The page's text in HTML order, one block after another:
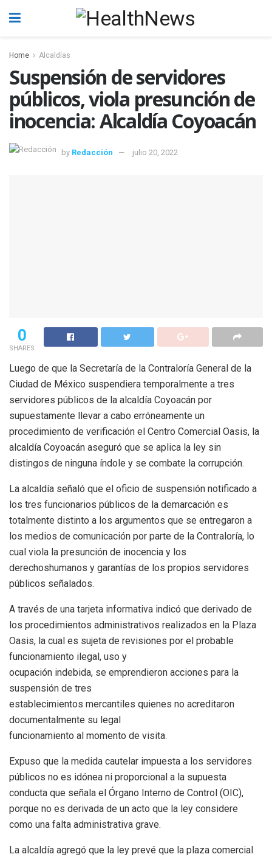
Home Alcaldías
Suspensión de servidores
públicos, viola presunción de
inocencia: Alcaldía Coyoacán
by Redacción julio 20, 2022
0
SHARES
Luego de que la Secretaría de la Contraloría General de la
Ciudad de México suspendiera temporalmente a tres
servidores públicos de la alcaldía Coyoacán por
supuestamente llevar a cabo erróneamente un
procedimiento de verificación el Centro Comercial Oasis, la
alcaldía Coyoacán aseguró que se aplica la ley sin
distingos de ninguna índole y se combate la corrupción.
La alcaldía señaló que el oficio de suspensión notificado a
los tres funcionarios públicos de la demarcación es
totalmente distinto a los argumentos que se entregaron a
los medios de comunicación por parte de la Contraloría, lo
cual viola la presunción de inocencia y los
derechoshumanos y garantías de los propios servidores
públicos señalados.
A través de una tarjeta informativa indicó que derivado de
los procedimientos administrativos realizados en la Plaza
Oasis, la cual es sujeta de revisiones por el probable
funcionamiento ilegal, uso y
ocupación indebida, se emprendieron acciones para la
suspensión de tres
establecimientos mercantiles quienes no acreditaron
documentalmente su legal
funcionamiento al momento de visita.
Expuso que la medida cautelar impuesta a los servidores
públicos no es idónea ni proporcional a la supuesta
conducta que señala el Órgano Interno de Control (OIC),
porque no es derivada de un acto que la ley considere
como una falta administrativa grave.
La alcaldía agregó que la ley prevé que la plaza comercial